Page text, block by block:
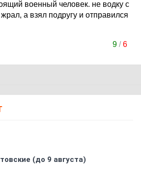
военный человек. не водку с
а взял подругу и отправился
9/6
(до 9 августа)